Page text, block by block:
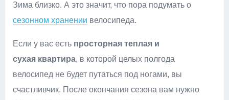
Зима близко. А это значит, что пора подумать о
сезонном хранении велосипеда.
Если у вас есть просторная теплая и
сухая квартира, в которой целых полгода
велосипед не будет путаться под ногами, вы
счастливчик. После окончания сезона вам нужно